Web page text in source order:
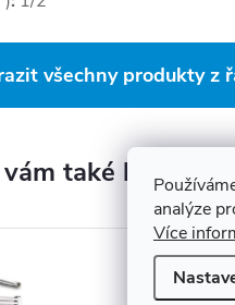
analýze
Více
všechny produkty z
také líbit